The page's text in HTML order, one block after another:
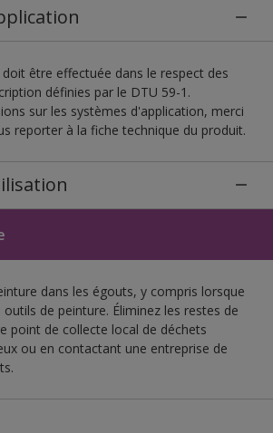
être effectuée dans le respect des
définies par le DTU 59-1.
sur les systèmes d'application, merci
reporter à la fiche technique du produit.
dans les égouts, y compris lorsque
de peinture. Éliminez les restes de
point de collecte local de déchets
ou en contactant une entreprise de